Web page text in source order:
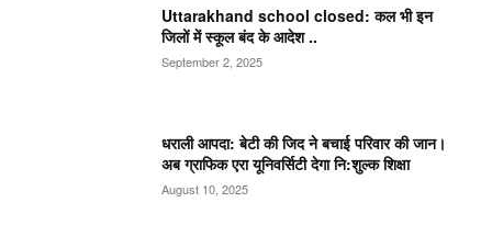
Uttarakhand school closed: कल भी इन
जिलों में स्कूल बंद के आदेश ..
September 2, 2025
धराली आपदा: बेटी की जिद ने बचाई परिवार की जान।
अब ग्राफिक एरा यूनिवर्सिटी देगा नि:शुल्क शिक्षा
August 10, 2025